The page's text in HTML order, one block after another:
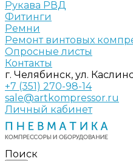
Рукава РВД
Фитинги
Ремни
Ремонт винтовых
Опросные листы
Контакты
г. Челябинск, ул.
+7 (351) 270-98-14
sale@artkompressor.ru
Личный кабинет
Поиск